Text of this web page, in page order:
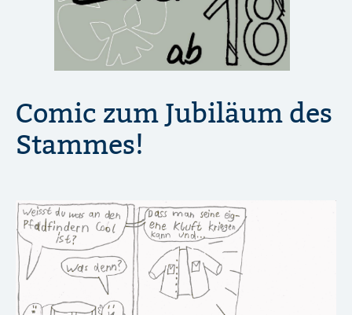
Comic zum Jubiläum des
Stammes!